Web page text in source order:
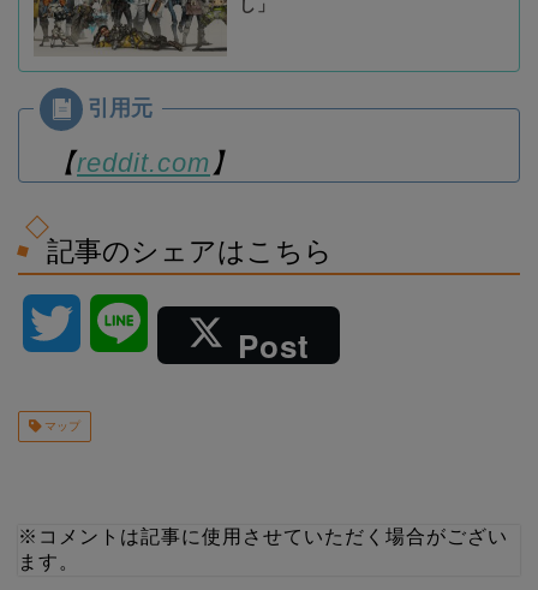
し」
【reddit.com 】
記事のシェアはこちら
i
Post
マップ
※コメントは記事に使用させていただく場合がござい
ます。